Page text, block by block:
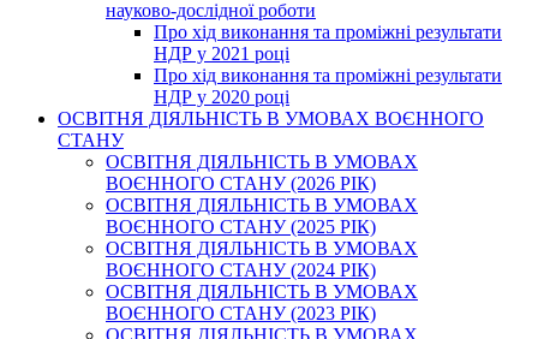
науково-дослідної роботи
Про хід виконання та проміжні результати
НДР у 2021 році
Про хід виконання та проміжні результати
НДР у 2020 році
ОСВІТНЯ ДІЯЛЬНІСТЬ В УМОВАХ ВОЄННОГО
СТАНУ
ОСВІТНЯ ДІЯЛЬНІСТЬ В УМОВАХ
ВОЄННОГО СТАНУ (2026 РІК)
ОСВІТНЯ ДІЯЛЬНІСТЬ В УМОВАХ
ВОЄННОГО СТАНУ (2025 РІК)
ОСВІТНЯ ДІЯЛЬНІСТЬ В УМОВАХ
ВОЄННОГО СТАНУ (2024 РІК)
ОСВІТНЯ ДІЯЛЬНІСТЬ В УМОВАХ
ВОЄННОГО СТАНУ (2023 РІК)
ОСВІТНЯ ДІЯЛЬНІСТЬ В УМОВАХ